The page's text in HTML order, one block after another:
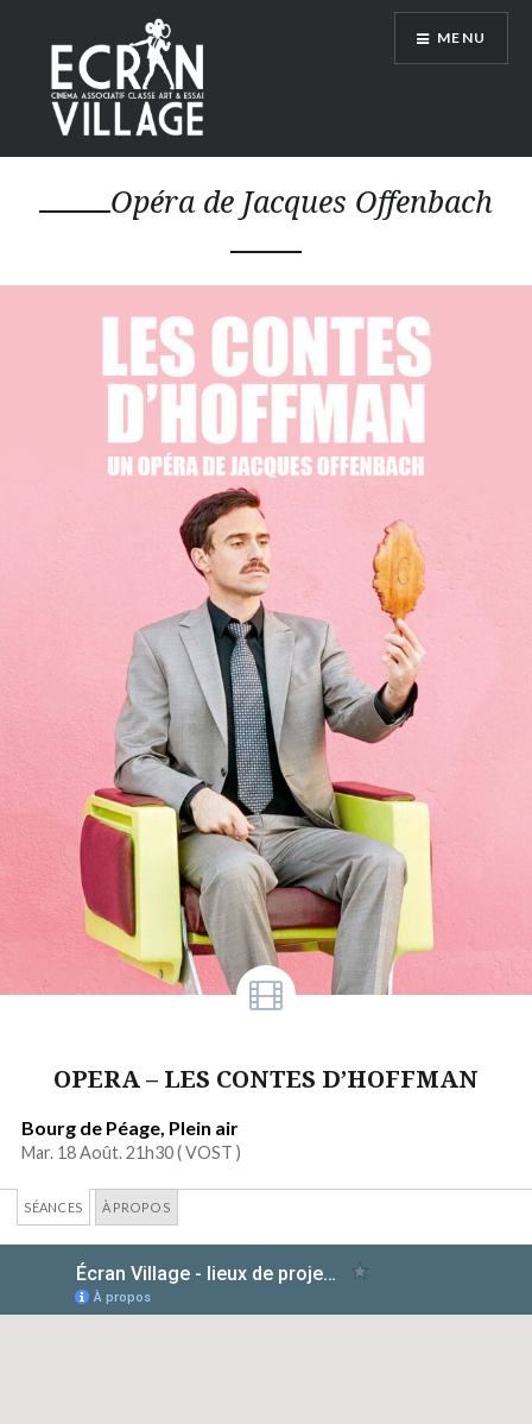
contenu
principal
ÉCRAN VILLAGE
MENU
Opéra de Jacques Offenbach
OPERA – LES CONTES D’HOFFMAN
Bourg de Péage, Plein air
Mar. 18 Août. 21h30 (VOST )
SÉANCES À PROPOS